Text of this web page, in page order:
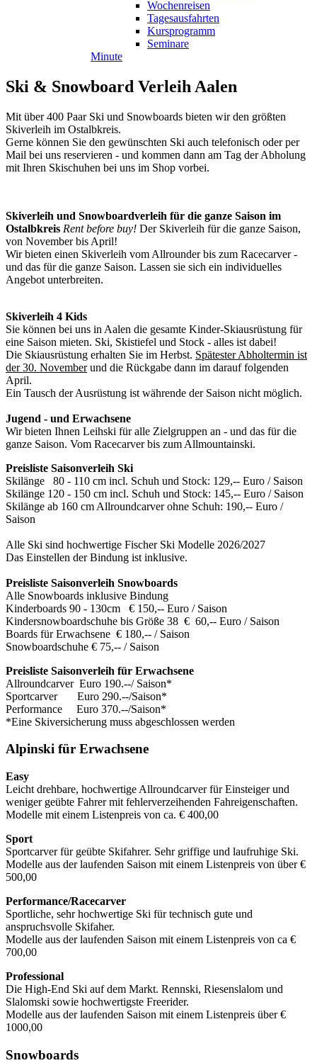
Wochenreisen
Tagesausfahrten
Kursprogramm
Seminare
Minute
Ski & Snowboard Verleih Aalen
Mit über 400 Paar Ski und Snowboards bieten wir den größten
Skiverleih im Ostalbkreis.
Gerne können Sie den gewünschten Ski auch telefonisch oder per
Mail bei uns reservieren - und kommen dann am Tag der Abholung
mit Ihren Skischuhen bei uns im Shop vorbei.
Skiverleih und Snowboardverleih für die ganze Saison im
Ostalbkreis Rent before buy! Der Skiverleih für die ganze Saison,
von November bis April!
Wir bieten einen Skiverleih vom Allrounder bis zum Racecarver -
und das für die ganze Saison. Lassen sie sich ein individuelles
Angebot unterbreiten.
Skiverleih 4 Kids
Sie können bei uns in Aalen die gesamte Kinder-Skiausrüstung für
eine Saison mieten. Ski, Skistiefel und Stock - alles ist dabei!
Die Skiausrüstung erhalten Sie im Herbst. Spätester Abholtermin ist
der 30. Novemberund die Rückgabe dann im darauf folgenden
April.
Ein Tausch der Ausrüstung ist währende der Saison nicht möglich.
Jugend - und Erwachsene
Wir bieten Ihnen Leihski für alle Zielgruppen an - und das für die
ganze Saison. Vom Racecarver bis zum Allmountainski.
Preisliste Saisonverleih Ski
Skilänge 80 - 110 cm incl. Schuh und Stock: 129,-- Euro / Saison
Skilänge 120 - 150 cm incl. Schuh und Stock: 145,-- Euro / Saison
Skilänge ab 160 cm Allroundcarver ohne Schuh: 190,-- Euro /
Saison
Alle Ski sind hochwertige Fischer Ski Modelle 2026/2027
Das Einstellen der Bindung ist inklusive.
Preisliste Saisonverleih Snowboards
Alle Snowboards inklusive Bindung
Kinderboards 90 - 130cm € 150,-- Euro / Saison
Kindersnowboardschuhe bis Größe 38 € 60,-- Euro / Saison
Boards für Erwachsene € 180,-- / Saison
Snowboardschuhe € 75,-- / Saison
Preisliste Saisonverleih für Erwachsene
Allroundcarver Euro 190.--/ Saison*
Sportcarver
Euro 290.--/Saison*
Performance
Euro 370.--/Saison*
*Eine Skiversicherung muss abgeschlossen werden
Alpinski für Erwachsene
Easy
Leicht drehbare, hochwertige Allroundcarver für Einsteiger und
weniger geübte Fahrer mit fehlerverzeihenden Fahreigenschaften.
Modelle mit einem Listenpreis von ca. € 400,00
Sport
Sportcarver für geübte Skifahrer. Sehr griffige und laufruhige Ski.
Modelle aus der laufenden Saison mit einem Listenpreis von über €
500,00
Performance/Racecarver
Sportliche, sehr hochwertige Ski für technisch gute und
anspruchsvolle Skifaher.
Modelle aus der laufenden Saison mit einem Listenpreis von ca €
700,00
Professional
Die High-End Ski auf dem Markt. Rennski, Riesenslalom und
Slalomski sowie hochwertigste Freerider.
Modelle aus der laufenden Saison mit einem Listenpreis über €
1000,00
Snowboards